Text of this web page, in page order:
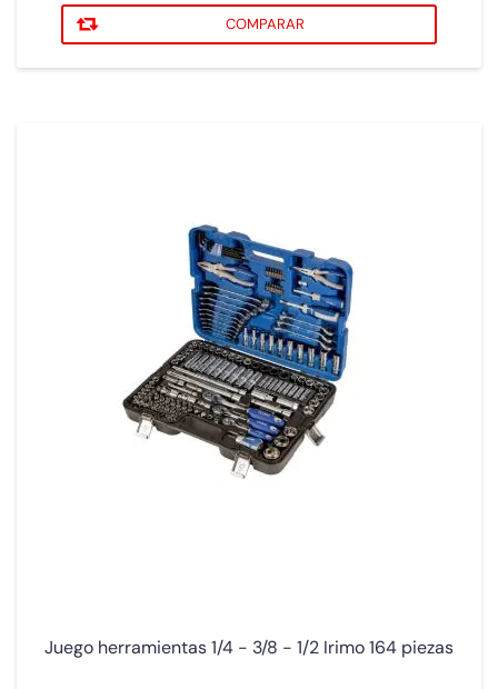
COMPARAR
Juego herramientas 1/4 - 3/8 - 1/2 Irimo 164 piezas